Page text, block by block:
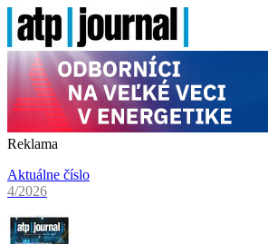
Reklama
Aktuálne číslo
4/2026